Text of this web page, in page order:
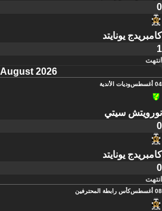
0
كامبريدج يونايتد
1
انتهت
August 2026
04 أغسطس وديات الأندية
نورويتش سيتي
0
كامبريدج يونايتد
0
انتهت
08 أغسطس كأس رابطة المحترفين